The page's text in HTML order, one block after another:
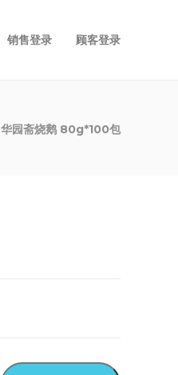
销售登录 顾客登录
华园斋烧鹅 80g*100包